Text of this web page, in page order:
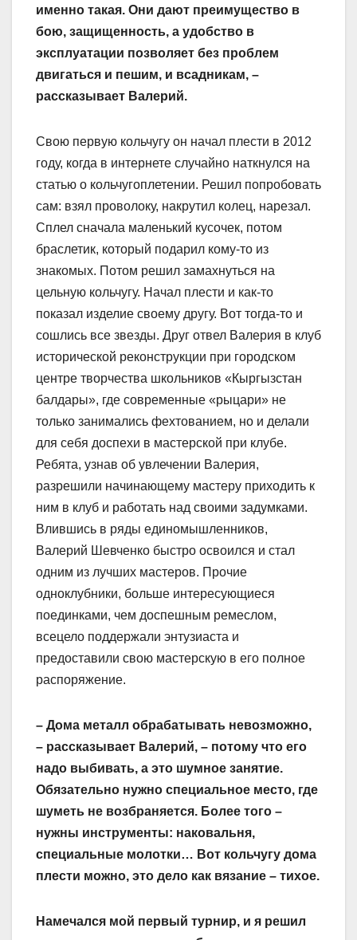
именно такая. Они дают преимущество в
бою, защищенность, а удобство в
эксплуатации позволяет без проблем
двигаться и пешим, и всадникам, –
рассказывает Валерий.
Свою первую кольчугу он начал плести в 2012
году, когда в интернете случайно наткнулся на
статью о кольчугоплетении. Решил попробовать
сам: взял проволоку, накрутил колец, нарезал.
Сплел сначала маленький кусочек, потом
браслетик, который подарил кому-то из
знакомых. Потом решил замахнуться на
цельную кольчугу. Начал плести и как-то
показал изделие своему другу. Вот тогда-то и
сошлись все звезды. Друг отвел Валерия в клуб
исторической реконструкции при городском
центре творчества школьников «Кыргызстан
балдары», где современные «рыцари» не
только занимались фехтованием, но и делали
для себя доспехи в мастерской при клубе.
Ребята, узнав об увлечении Валерия,
разрешили начинающему мастеру приходить к
ним в клуб и работать над своими задумками.
Влившись в ряды единомышленников,
Валерий Шевченко быстро освоился и стал
одним из лучших мастеров. Прочие
одноклубники, больше интересующиеся
поединками, чем доспешным ремеслом,
всецело поддержали энтузиаста и
предоставили свою мастерскую в его полное
распоряжение.
– Дома металл обрабатывать невозможно,
– рассказывает Валерий, – потому что его
надо выбивать, а это шумное занятие.
Обязательно нужно специальное место, где
шуметь не возбраняется. Более того –
нужны инструменты: наковальня,
специальные молотки… Вот кольчугу дома
плести можно, это дело как вязание – тихое.
Намечался мой первый турнир, и я решил